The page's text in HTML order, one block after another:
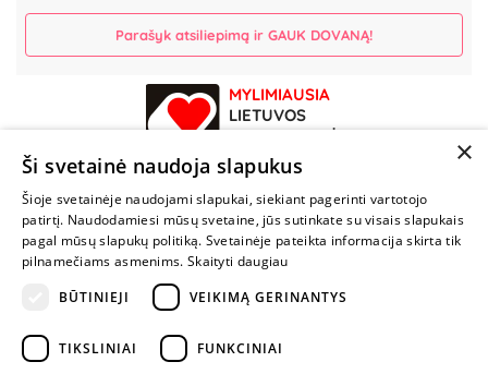
Parašyk atsiliepimą ir GAUK DOVANĄ!
MYLIMIAUSIA
LIETUVOS
ELEKTRONINĖ
PARDUOTUVĖ
NENUSTOK
ŽAISTI
+370 600 84088
info@fantazijos.lt
×
Ši svetainė naudoja slapukus
Šioje svetainėje naudojami slapukai, siekiant pagerinti vartotojo
patirtį. Naudodamiesi mūsų svetaine, jūs sutinkate su visais slapukais
pagal mūsų slapukų politiką. Svetainėje pateikta informacija skirta tik
pilnamečiams asmenims. Skaityti daugiau
BŪTINIEJI
VEIKIMĄ GERINANTYS
TIKSLINIAI FUNKCINIAI